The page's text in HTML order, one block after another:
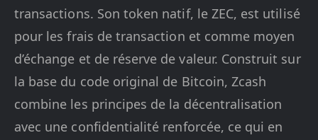
transactions. Son token natif, le ZEC, est utilisé
pour les frais de transaction et comme moyen
d’échange et de réserve de valeur. Construit sur
la base du code original de Bitcoin, Zcash
combine les principes de la décentralisation
avec une confidentialité renforcée, ce qui en